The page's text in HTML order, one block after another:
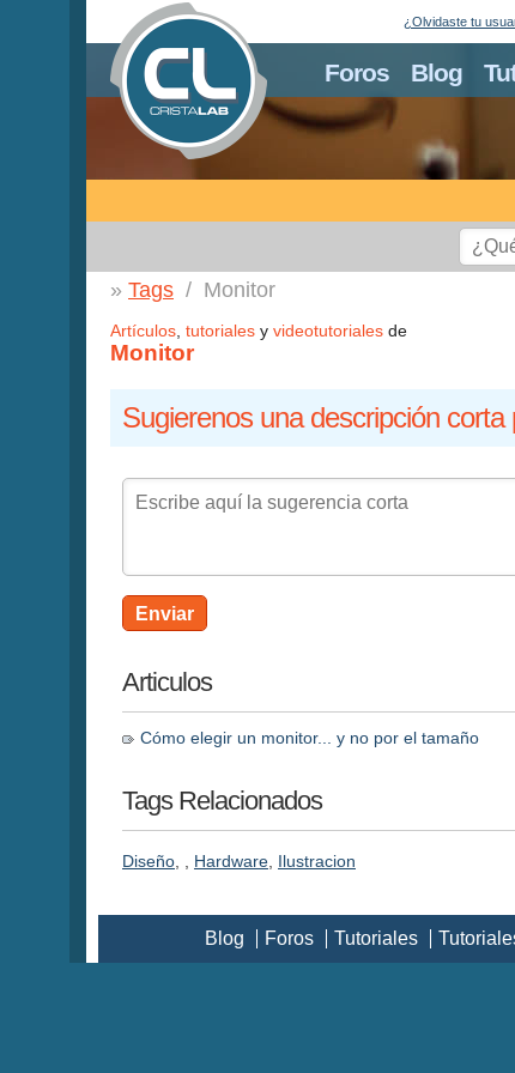
Foros Blog
¿Olvidaste tu
Tags Monitor
Artículos tutoriales y videotutoriales de
Monitor
Sugierenos una descripción corta
Enviar
Articulos
Cómo elegir un monitor... y no por el tamaño
Tags Relacionados
Diseño Hardware Ilustracion
Blog Foros Tutoriales